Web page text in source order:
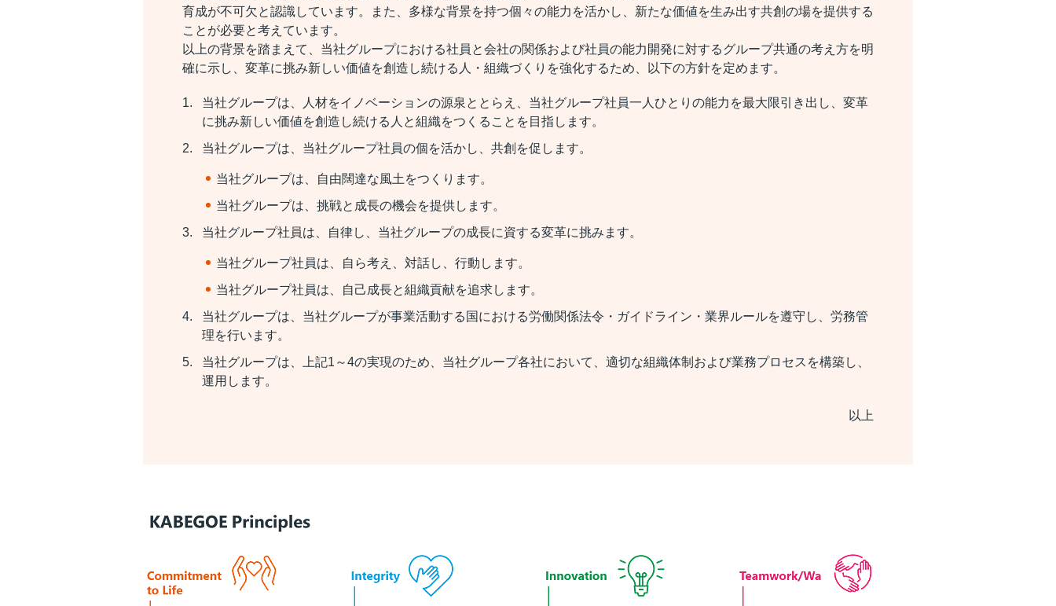
育成が不可欠と認識しています。また、多様な背景を持つ個々の能力を活かし、新たな価値を生み出す共創の場を提供する
ことが必要と考えています。
以上の背景を踏まえて、当社グループにおける社員と会社の関係および社員の能力開発に対するグループ共通の考え方を明
確に示し、変革に挑み新しい価値を創造し続ける人・組織づくりを強化するため、以下の方針を定めます。
当社グループは、人材をイノベーションの源泉ととらえ、当社グループ社員一人ひとりの能力を最大限引き出し、変革
に挑み新しい価値を創造し続ける人と組織をつくることを目指します。
当社グループは、当社グループ社員の個を活かし、共創を促します。
当社グループは、自由闊達な風土をつくります。
当社グループは、挑戦と成長の機会を提供します。
当社グループ社員は、自律し、当社グループの成長に資する変革に挑みます。
当社グループ社員は、自ら考え、対話し、行動します。
当社グループ社員は、自己成長と組織貢献を追求します。
当社グループは、当社グループが事業活動する国における労働関係法令・ガイドライン・業界ルールを遵守し、労務管
理を行います。
当社グループは、上記1～4の実現のため、当社グループ各社において、適切な組織体制および業務プロセスを構築し、
運用します。
以上